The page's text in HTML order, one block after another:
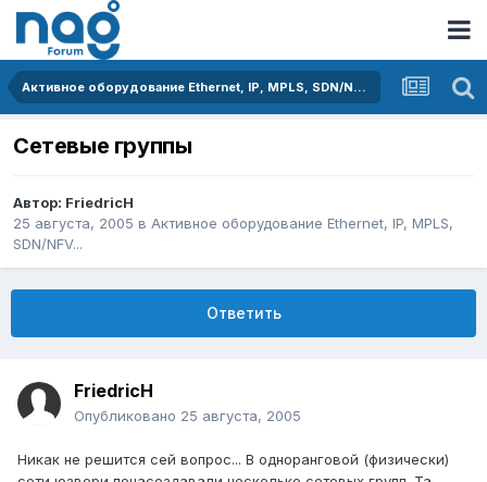
Активное оборудование Ethernet, IP, MPLS, SDN/NFV...
Сетевые группы
Автор: FriedricH
25 августа, 2005 в Активное оборудование Ethernet, IP, MPLS,
SDN/NFV...
Ответить
FriedricH
Опубликовано 25 августа, 2005
Никак не решится сей вопрос... В одноранговой (физически)